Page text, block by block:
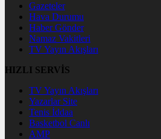
Gazeteler
Hava Durumu
Haber Gönder
Namaz Vakitleri
TV Yayın Akışları
HIZLI SERVİS
TV Yayın Akışları
Yazarlar Site
Tenis İddaa
Basketbol Canlı
AMP